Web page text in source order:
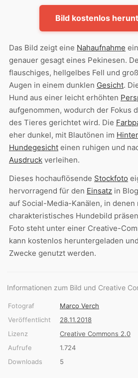
Bild kostenlos
Das Bild zeigt eine Nahaufnahme
genauer gesagt eines Pekinesen.
flauschiges, hellgelbes Fell und
Augen in einem dunklen Gesicht.
Hund aus einer leicht erhöhten
aufgenommen, wodurch der Fokus
des Tieres gerichtet wird. Die
eher dunkel, mit Blautönen im
Hundegesicht einen ruhigen und
Ausdruck verleihen.
Dieses hochauflösende Stockfoto
hervorragend für den Einsatz in
auf Social-Media-Kanälen, in denen
charakteristisches Hundebild
Foto steht unter einer Creative-
kann kostenlos heruntergeladen
Zwecke genutzt werden.
Informationen zum Bild und Creative
Fotograf
Marco Verch
Veröffentlicht
28.11.2018
Lizenz
Creative Commons 2.0
Aufrufe
1.724
Downloads
5